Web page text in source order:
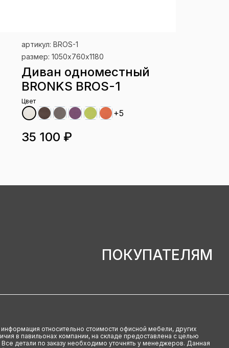
артикул: BROS-1
размер: 1050х760х1180
Диван одноместный
BRONKS BROS-1
Цвет
+5
35 100 ₽
ПОКУПАТЕЛЯМ
относительно стоимости офисной мебели, других
в павильонах компании, на складе предоставлена с целью
детали по заказу необходимо уточнять у менеджеров. Данная